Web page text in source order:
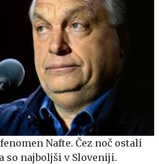
Nafte. Čez noč ostali
so najboljši v Sloveniji.